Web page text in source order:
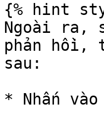
{% hint
Ngoài ra,
phản hồi,
sau:
* Nhấn